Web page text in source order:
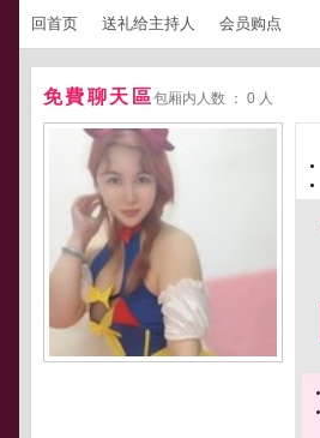
回首页 送礼给主持人 会员购点
免費聊天區包厢内人数 ： 0 人